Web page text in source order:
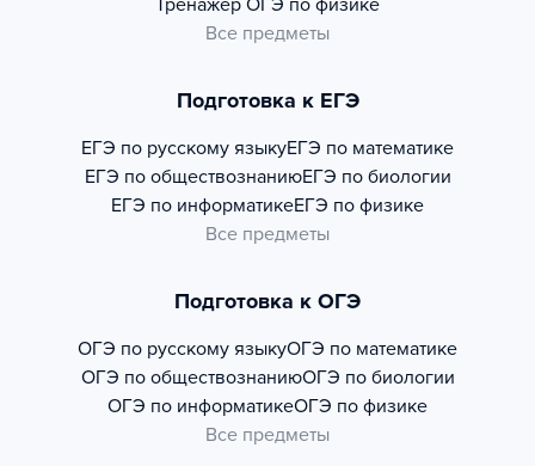
Тренажер ОГЭ по физике
Все предметы
Подготовка к ЕГЭ
ЕГЭ по русскому языкуЕГЭ по математике
ЕГЭ по обществознаниюЕГЭ по биологии
ЕГЭ по информатикеЕГЭ по физике
Все предметы
Подготовка к ОГЭ
ОГЭ по русскому языкуОГЭ по математике
ОГЭ по обществознаниюОГЭ по биологии
ОГЭ по информатикеОГЭ по физике
Все предметы